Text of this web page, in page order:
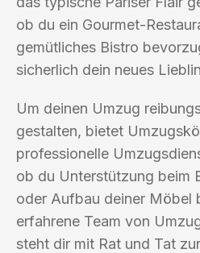
ob du ein Gourmet-
gemütliches Bistro
sicherlich dein neues
Um deinen Umzug
gestalten, bietet
professionelle
ob du Unterstützung beim
oder Aufbau deiner Möbel
erfahrene Team von
steht dir mit Rat und Tat